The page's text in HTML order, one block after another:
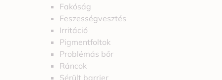
Fakóság
Feszességvesztés
Irritáció
Pigmentfoltok
Problémás bőr
Ráncok
Sérült barrier